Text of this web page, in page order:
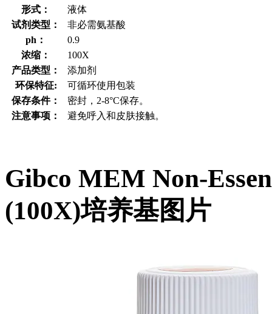
形式：
液体
试剂类型：
非必需氨基酸
ph：
0.9
浓缩：
100X
产品类型：
添加剂
环保特征:
可循环使用包装
保存条件：
密封，2-8°C保存。
注意事项：
避免呼入和皮肤接触。
Gibco MEM Non-
(100X)培养基图片